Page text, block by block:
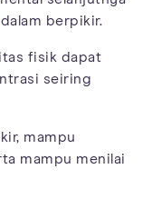
dalam berpikir.
fisik dapat
seiring
mampu
mampu menilai